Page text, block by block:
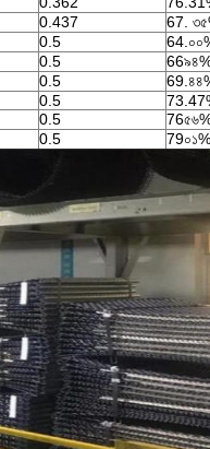
0.437 67.
0.5
0.5
0.5
0.5
0.5
0.5 79০১%